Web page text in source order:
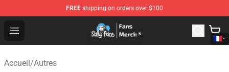
FREE shipping on orders over $100
Open menu
Sally Face Store - Official Sally Face Merchandise Shop
Accueil/Autres